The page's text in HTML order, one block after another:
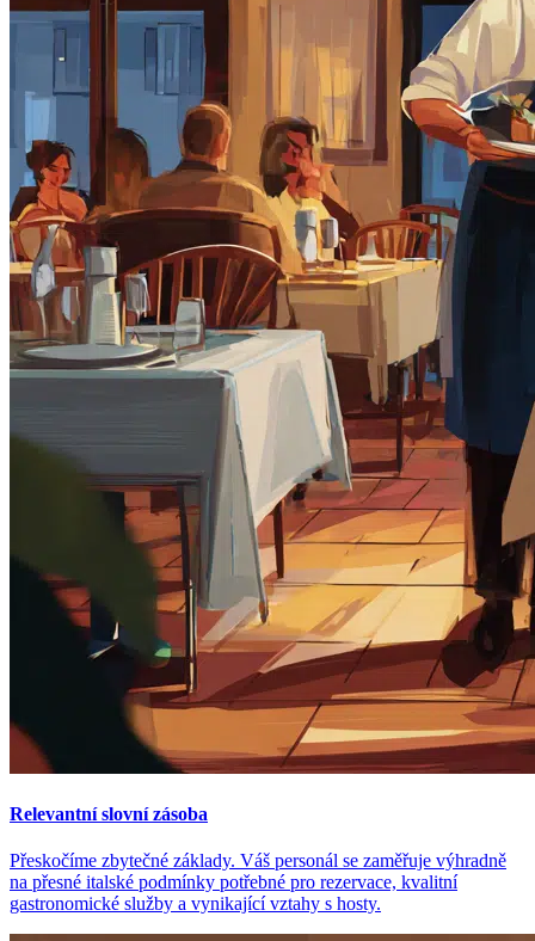
Relevantní slovní zásoba
Přeskočíme zbytečné základy. Váš personál se zaměřuje výhradně
na přesné italské podmínky potřebné pro rezervace, kvalitní
gastronomické služby a vynikající vztahy s hosty.